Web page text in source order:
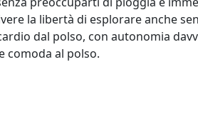
la libertà di esplorare anche
dal polso, con autonomia
comoda al polso.